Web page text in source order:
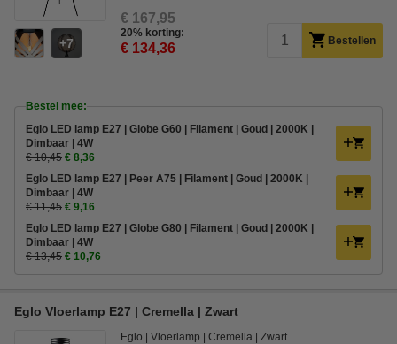
7
€ 167,95
20% korting:
€ 134,36 Bestellen
Bestel mee:
Eglo LED lamp E27 | Globe G60 | Filament | Goud | 2000K |
Dimbaar | 4W
€ 10,45 € 8,36
Eglo LED lamp E27 | Peer A75 | Filament | Goud | 2000K |
Dimbaar | 4W
€ 11,45 € 9,16
Eglo LED lamp E27 | Globe G80 | Filament | Goud | 2000K |
Dimbaar | 4W
€ 13,45 € 10,76
Eglo Vloerlamp E27 | Cremella | Zwart
Eglo Vloerlamp Cremella Zwart